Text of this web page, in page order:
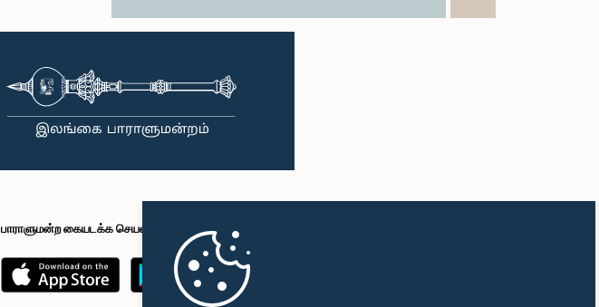
பாராளுமன்ற கையடக்க செயலி